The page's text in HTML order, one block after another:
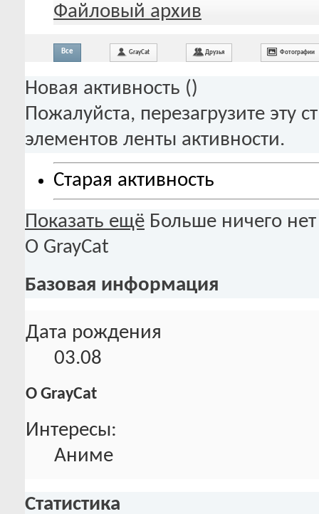
Файловый архив
Все GrayCat Друзья Фотографии
Новая активность ()
Пожалуйста, перезагрузите эту
элементов ленты активности.
Старая активность
Показать ещё Больше ничего нет
О GrayCat
Базовая информация
Дата рождения
03.08
О GrayCat
Интересы:
Аниме
Статистика